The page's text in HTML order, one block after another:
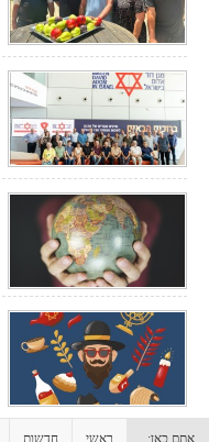
אתם כאן: ראשי חדשות